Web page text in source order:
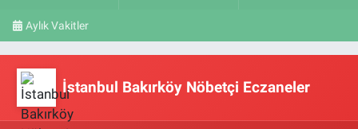
Aylık Vakitler
İstanbul Bakırköy Nöbetçi Eczaneler